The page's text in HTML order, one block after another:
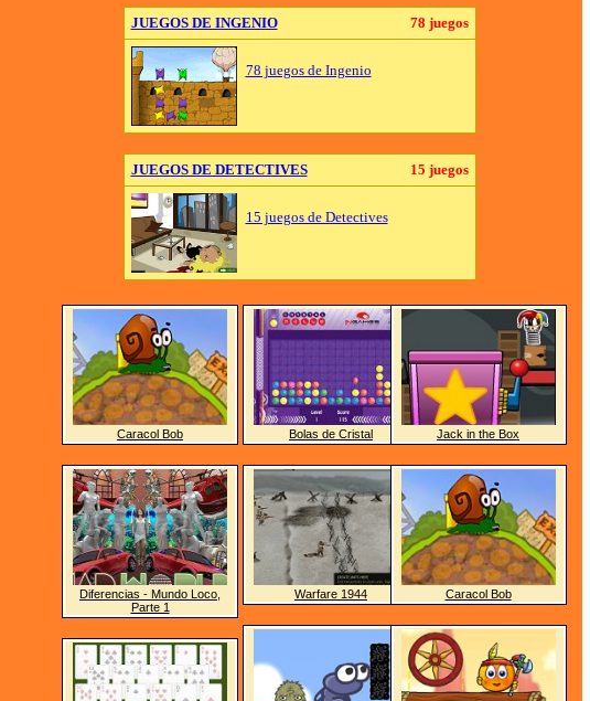
JUEGOS DE INGENIO 78 juegos
78 juegos de Ingenio
JUEGOS DE DETECTIVES 15 juegos
15 juegos de Detectives
Caracol Bob
Diferencias - Mundo Loco,
Parte 1
Bolas de Cristal
Warfare 1944
Jack in the Box
Caracol Bob